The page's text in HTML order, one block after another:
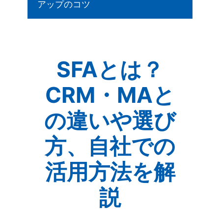
アップのコツ
SFAとは？
CRM・MAと
の違いや選び
方、自社での
活用方法を解
説